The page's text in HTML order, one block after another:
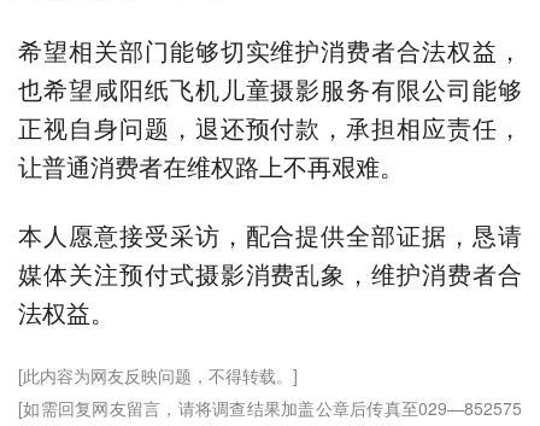
希望相关部门能够切实维护消费者合法权益，
也希望咸阳纸飞机儿童摄影服务有限公司能够
正视自身问题，退还预付款，承担相应责任，
让普通消费者在维权路上不再艰难。
本人愿意接受采访，配合提供全部证据，恳请
媒体关注预付式摄影消费乱象，维护消费者合
法权益。
[此内容为网友反映问题，不得转载。]
[如需回复网友留言，请将调查结果加盖公章后传真至029—852575